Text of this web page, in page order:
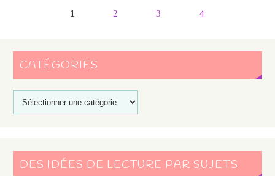
1 2 3 4
CATÉGORIES
DES IDÉES DE LECTURE PAR SUJETS